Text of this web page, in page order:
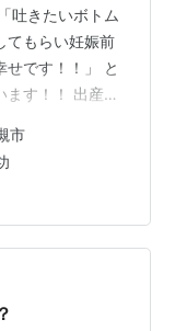
吐きたいボトム
てもらい妊娠前
せです！！」 と
す！！ 出産後
ール その他関
ameblo.jp
市